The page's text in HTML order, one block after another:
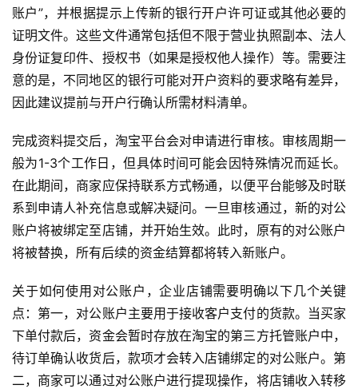
账户”，并根据提示上传新的银行开户许可证或其他必要的
证明文件。这些文件通常包括但不限于营业执照副本、法人
身份证复印件、授权书（如果是授权他人操作）等。需要注
意的是，不同地区的银行可能对开户资料的要求略有差异，
因此建议提前与开户行确认所需材料清单。
完成资料提交后，淘宝平台会对申请进行审核。审核周期一
般为1-3个工作日，但具体时间可能会因特殊情况而延长。
在此期间，商家应保持联系方式畅通，以便平台能够及时联
系到申请人补充信息或解决疑问。一旦审核通过，新的对公
账户将被绑定至店铺，并开始生效。此时，原有的对公账户
将被替换，所有后续的资金结算都将转入新账户。
关于如何使用对公账户，企业店铺需要明确以下几个关键
点：第一，对公账户主要用于接收客户支付的货款。当买家
下单付款后，资金会暂时存放在淘宝的第三方托管账户中，
待订单确认收货后，款项才会转入店铺绑定的对公账户。第
二，商家可以通过对公账户进行提现操作，将店铺收入转移